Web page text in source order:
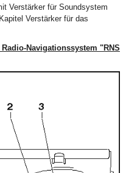
Verstärker für Soundsystem
Verstärker für das
Navigationssystem "RNS